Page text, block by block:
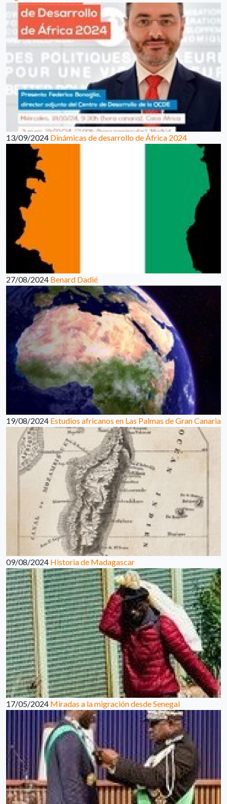
13/09/2024 Dinámicas de desarrollo de África 2024
27/08/2024 Benard Dadié
19/08/2024 Estudios africanos en Las Palmas de Gran Canaria
09/08/2024 Historia de Madagascar
17/05/2024 Miradas a la migración desde Senegal